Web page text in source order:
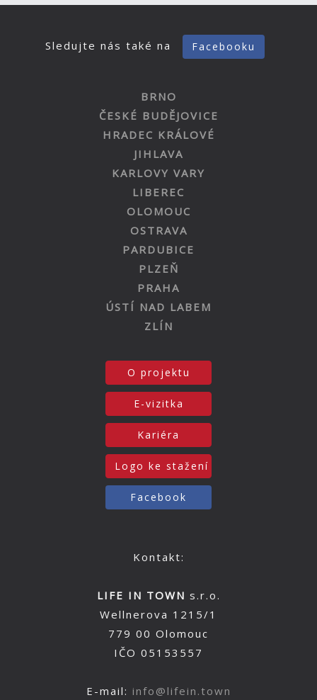
Sledujte nás také na Facebooku
BRNO
ČESKÉ BUDĚJOVICE
HRADEC KRÁLOVÉ
JIHLAVA
KARLOVY VARY
LIBEREC
OLOMOUC
OSTRAVA
PARDUBICE
PLZEŇ
PRAHA
ÚSTÍ NAD LABEM
ZLÍN
O projektu
E-vizitka
Kariéra
Logo ke stažení
Facebook
Kontakt:
LIFE IN TOWN s.r.o.
Wellnerova 1215/1
779 00 Olomouc
IČO 05153557
E-mail: info@lifein.town